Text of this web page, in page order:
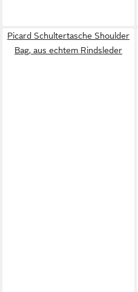
Picard Schultertasche Shoulder
Bag, aus echtem Rindsleder